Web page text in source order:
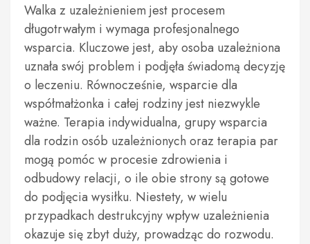
Walka z uzależnieniem jest procesem
długotrwałym i wymaga profesjonalnego
wsparcia. Kluczowe jest, aby osoba uzależniona
uznała swój problem i podjęła świadomą decyzję
o leczeniu. Równocześnie, wsparcie dla
współmałżonka i całej rodziny jest niezwykle
ważne. Terapia indywidualna, grupy wsparcia
dla rodzin osób uzależnionych oraz terapia par
mogą pomóc w procesie zdrowienia i
odbudowy relacji, o ile obie strony są gotowe
do podjęcia wysiłku. Niestety, w wielu
przypadkach destrukcyjny wpływ uzależnienia
okazuje się zbyt duży, prowadząc do rozwodu.